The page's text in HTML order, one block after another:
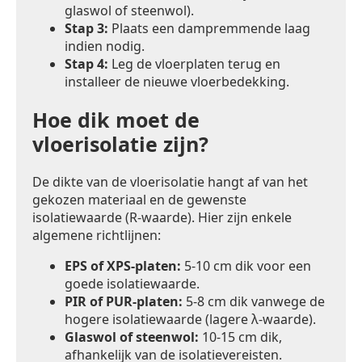
glaswol of steenwol).
Stap 3: Plaats een dampremmende laag
indien nodig.
Stap 4: Leg de vloerplaten terug en
installeer de nieuwe vloerbedekking.
Hoe dik moet de
vloerisolatie zijn?
De dikte van de vloerisolatie hangt af van het
gekozen materiaal en de gewenste
isolatiewaarde (R-waarde). Hier zijn enkele
algemene richtlijnen:
EPS of XPS-platen: 5-10 cm dik voor een
goede isolatiewaarde.
PIR of PUR-platen: 5-8 cm dik vanwege de
hogere isolatiewaarde (lagere λ-waarde).
Glaswol of steenwol: 10-15 cm dik,
afhankelijk van de isolatievereisten.